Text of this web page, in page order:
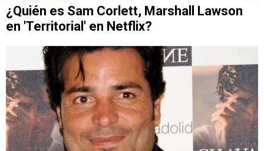
¿Quién es Sam Corlett, Marshall Lawson
en 'Territorial' en Netflix?